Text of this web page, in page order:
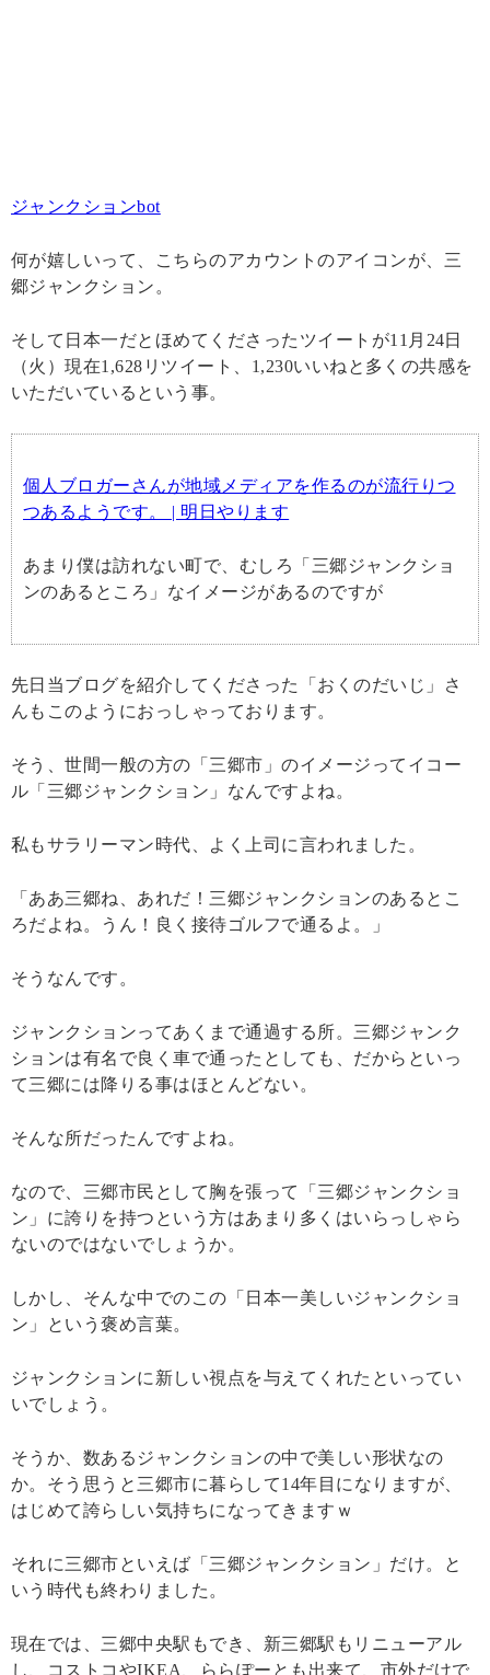
ジャンクションbot
何が嬉しいって、こちらのアカウントのアイコンが、三
郷ジャンクション。
そして日本一だとほめてくださったツイートが11月24日
（火）現在1,628リツイート、1,230いいねと多くの共感を
いただいているという事。
個人ブロガーさんが地域メディアを作るのが流行りつ
つあるようです。 | 明日やります
あまり僕は訪れない町で、むしろ「三郷ジャンクショ
ンのあるところ」なイメージがあるのですが
先日当ブログを紹介してくださった「おくのだいじ」さ
んもこのようにおっしゃっております。
そう、世間一般の方の「三郷市」のイメージってイコー
ル「三郷ジャンクション」なんですよね。
私もサラリーマン時代、よく上司に言われました。
「ああ三郷ね、あれだ！三郷ジャンクションのあるとこ
ろだよね。うん！良く接待ゴルフで通るよ。」
そうなんです。
ジャンクションってあくまで通過する所。三郷ジャンク
ションは有名で良く車で通ったとしても、だからといっ
て三郷には降りる事はほとんどない。
そんな所だったんですよね。
なので、三郷市民として胸を張って「三郷ジャンクショ
ン」に誇りを持つという方はあまり多くはいらっしゃら
ないのではないでしょうか。
しかし、そんな中でのこの「日本一美しいジャンクショ
ン」という褒め言葉。
ジャンクションに新しい視点を与えてくれたといってい
いでしょう。
そうか、数あるジャンクションの中で美しい形状なの
か。そう思うと三郷市に暮らして14年目になりますが、
はじめて誇らしい気持ちになってきますｗ
それに三郷市といえば「三郷ジャンクション」だけ。と
いう時代も終わりました。
現在では、三郷中央駅もでき、新三郷駅もリニューアル
し、コストコやIKEA、ららぽーとも出来て、市外だけで